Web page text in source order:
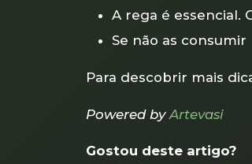
A rega é essencial.
Se não as
Para descobrir mais
Powered by Artevasi
Gostou deste artigo?